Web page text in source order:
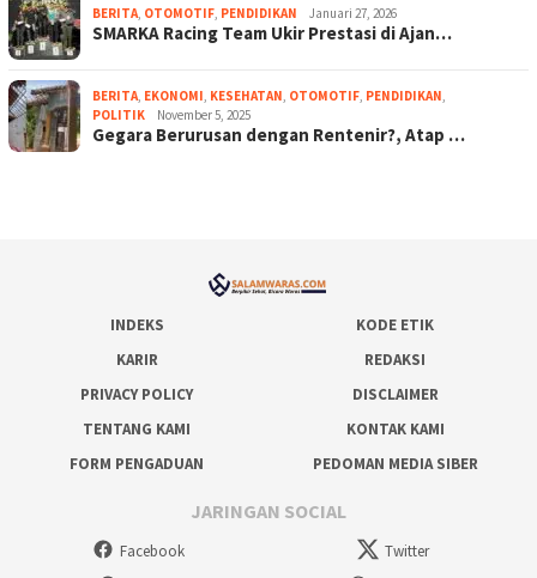
BERITA OTOMOTIF PENDIDIKAN Januari 27, 2026
SMARKA Racing Team Ukir Prestasi di Ajan…
BERITA EKONOMI KESEHATAN OTOMOTIF PENDIDIKAN
POLITIK
November 5, 2025
Gegara Berurusan dengan Rentenir?, Atap …
INDEKS
KODE ETIK
KARIR
REDAKSI
PRIVACY POLICY
DISCLAIMER
TENTANG KAMI
KONTAK KAMI
FORM PENGADUAN
PEDOMAN MEDIA SIBER
JARINGAN SOCIAL
Facebook
Twitter